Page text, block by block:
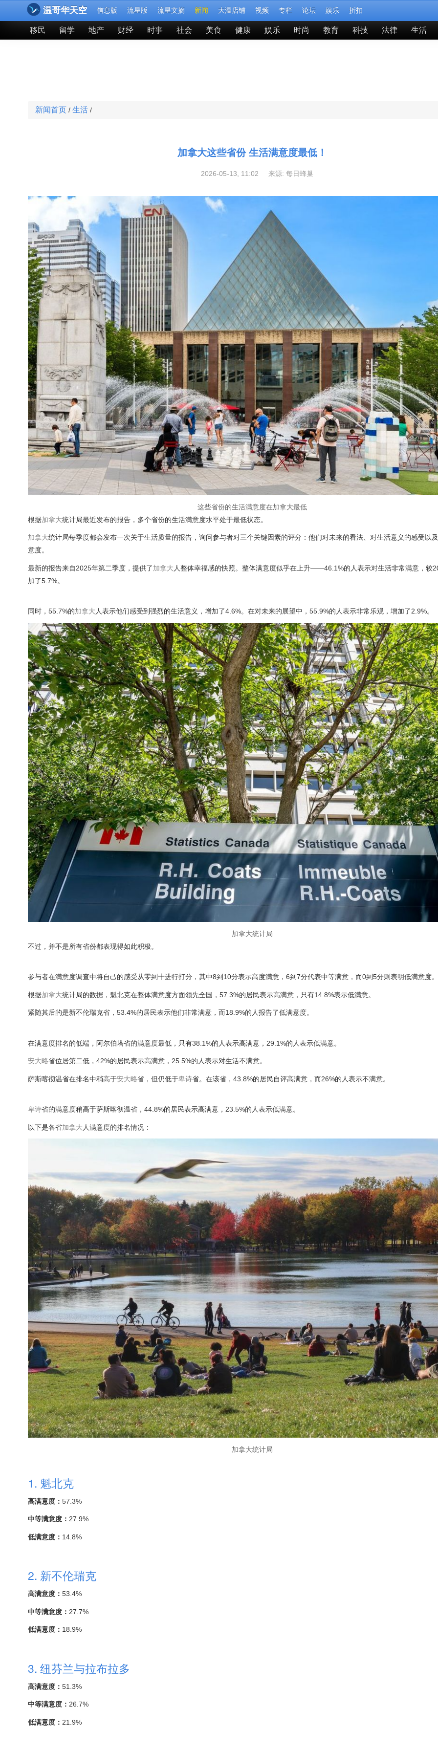
温哥华天空 信息版 流星版 流星文摘 新闻 大温店铺 视频 专栏 论坛 娱乐 折扣
移民 留学 地产 财经 时事 社会 美食 健康 娱乐 时尚 教育 科技 法律 生活
新闻首页 / 生活 /
加拿大这些省份 生活满意度最低！
2026-05-13, 11:02 来源: 每日蜂巢
这些省份的生活满意度在加拿大最低
根据加拿大统计局最近发布的报告，多个省份的生活满意度水平处于最低状态。
加拿大统计局每季度都会发布一次关于生活质量的报告，询问参与者对三个关键因素的评分：他们对未来的看法、对生活意义的感受以
意度。
最新的报告来自2025年第二季度，提供了加拿大 人整体幸福感的快照。整体满意度似乎在上升——46.1%的人表示对生活非常满意，较
加了5.7%。
同时，55.7%的加拿大人表示他们感受到强烈的生活意义，增加了4.6%。在对未来的展望中，55.9%的人表示非常乐观，增加了2.9%。
加拿大统计局
不过，并不是所有省份都表现得如此积极。
参与者在满意度调查中将自己的感受从零到十进行打分，其中8到10分表示高度满意，6到7分代表中等满意，而0到5分则表明低满意度。
根据加拿大统计局的数据，魁北克在整体满意度方面领先全国，57.3%的居民表示高满意，只有14.8%表示低满意。
紧随其后的是新不伦瑞克省，53.4%的居民表示他们非常满意，而18.9%的人报告了低满意度。
在满意度排名的低端，阿尔伯塔省的满意度最低，只有38.1%的人表示高满意，29.1%的人表示低满意。
安大略省位居第二低，42%的居民表示高满意，25.5%的人表示对生活不满意。
萨斯喀彻温省在排名中稍高于安大略省，但仍低于卑诗省。在该省，43.8%的居民自评高满意，而26%的人表示不满意。
卑诗省的满意度稍高于萨斯喀彻温省，44.8%的居民表示高满意，23.5%的人表示低满意。
以下是各省加拿大 人满意度的排名情况：
加拿大统计局
1. 魁北克
高满意度： 57.3%
中等满意度： 27.9%
低满意度： 14.8%
2. 新不伦瑞克
高满意度： 53.4%
中等满意度： 27.7%
低满意度： 18.9%
3. 纽芬兰与拉布拉多
高满意度： 51.3%
中等满意度： 26.7%
低满意度： 21.9%